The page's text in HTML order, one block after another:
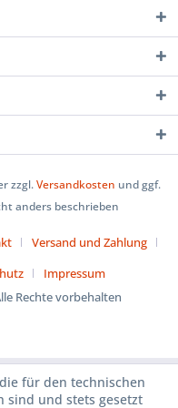
zzgl.Versandkosten und ggf.
anders beschrieben
Versand und Zahlung
Impressum
Rechte vorbehalten
für den technischen
sind und stets gesetzt